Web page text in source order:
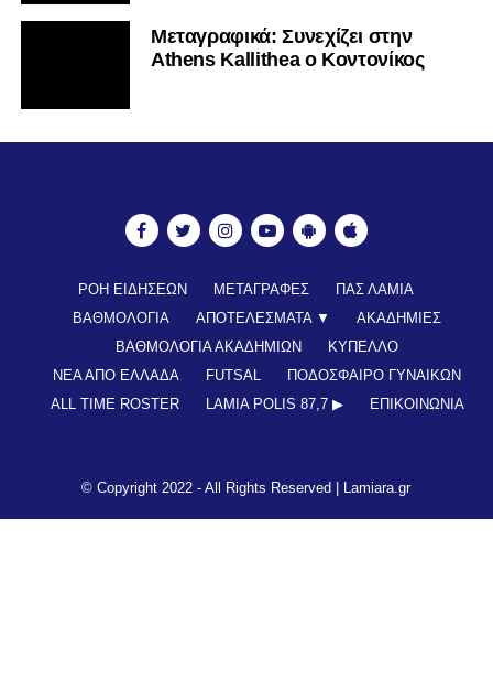
Mεταγραφικά: Συνεχίζει στην
Athens Kallithea ο Κοντονίκος
ΡΟΗ ΕΙΔΗΣΕΩΝ ΜΕΤΑΓΡΑΦΕΣ
ΠΑΣ ΛΑΜΙΑ
ΒΑΘΜΟΛΟΓΙΑ
ΑΠΟΤΕΛΕΣΜΑΤΑ ▼
ΑΚΑΔΗΜΙΕΣ
ΒΑΘΜΟΛΟΓΙΑ ΑΚΑΔΗΜΙΩΝ
ΚΥΠΕΛΛΟ
ΝΕΑ ΑΠΟ ΕΛΛΑΔΑ
FUTSAL
ΠΟΔΟΣΦΑΙΡΟ ΓΥΝΑΙΚΩΝ
ALL TIME ROSTER
LAMIA POLIS 87,7 ▶︎ ΕΠΙΚΟΙΝΩΝΊΑ
© Copyright 2022 - All Rights Reserved | Lamiara.gr